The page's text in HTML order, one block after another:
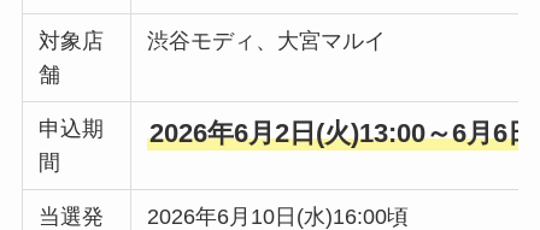
対象店
舗
渋谷モディ、大宮マルイ
申込期
間
2026年6月2日(火)13:00～6月6
当選発
2026年6月10日(水)16:00頃